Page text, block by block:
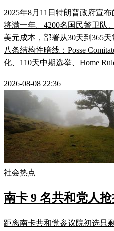
2025年8月11日特朗普政府宣
将满一年。4200名国民警卫队
美元成本，部署从30天到365
八条结构性暗线：Posse
化、110天中期选举、Home
2026-08-08 22:36
社会热点
南卡 9 名共和党人
距离南卡共和党参议院初选只